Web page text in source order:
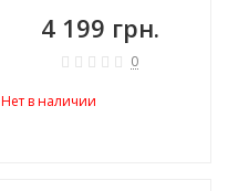
4 199 грн.
0
Нет в наличии